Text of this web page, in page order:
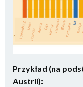
Przykład (na
Austrii):